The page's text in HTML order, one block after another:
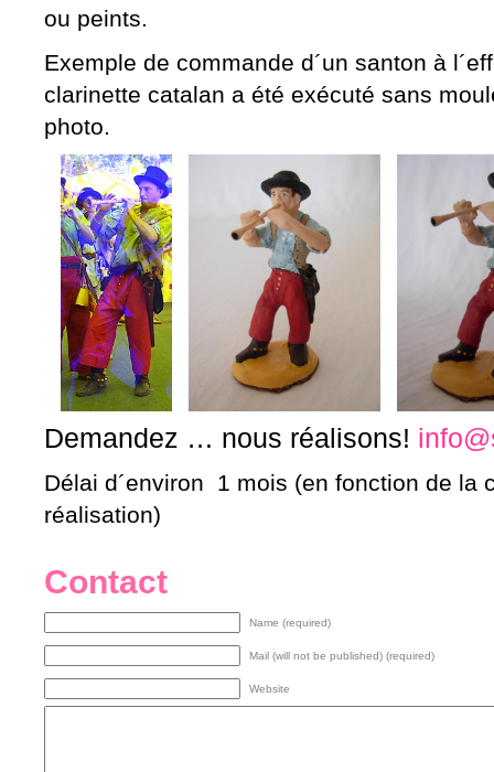
ou peints.
Exemple de commande d´un santon à
clarinette catalan a été exécuté sans
photo.
Demandez … nous réalisons!
Délai d´environ 1 mois (en fonction de la
réalisation)
Contact
Name (required)
Mail (will not be published) (required)
Website